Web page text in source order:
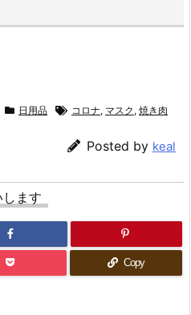
日用品 コロナ, マスク , 焼き肉
Posted by keal
ます
Copy